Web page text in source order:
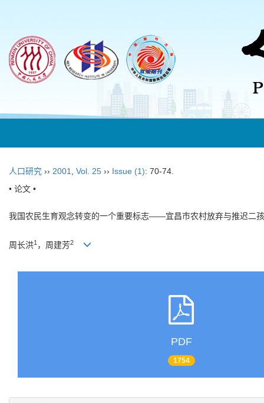
人口研究 ›› 2001 Vol. 25 ›› Issue (1): 70-74.
• 论文 •
我国农民生育观念转变的一个重要标志——宜昌市农村放弃与推迟二
周长洪1 ，周建芳2
PDF
1754